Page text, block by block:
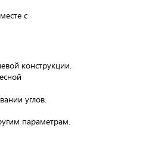
с
конструкции.
углов.
параметрам.